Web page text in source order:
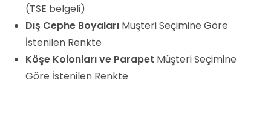
(TSE belgeli)
Dış Cephe Boyaları Müşteri Seçimine Göre
İstenilen Renkte
Köşe Kolonları ve Parapet Müşteri Seçimine
Göre İstenilen Renkte